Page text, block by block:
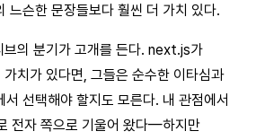
느슨한 문장들보다 훨씬 더 가치 있다.
브의 분기가 고개를 든다. next.js가
치가 있다면, 그들은 순수한 이타심과
선택해야 할지도 모른다. 내 관점에서
전자 쪽으로 기울어 왔다—하지만